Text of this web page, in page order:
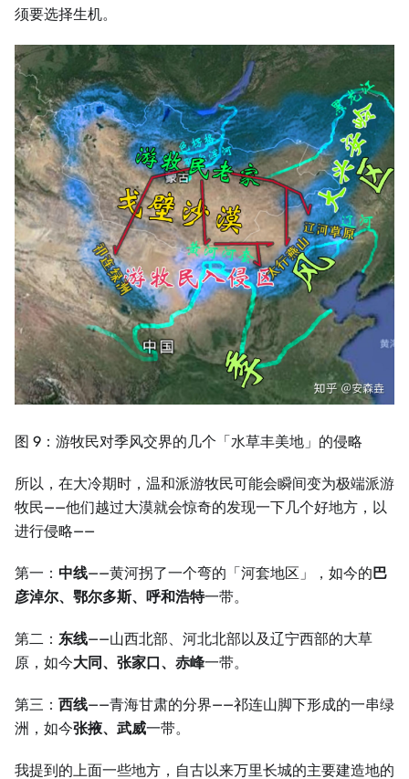
须要选择生机。
图 9：游牧民对季风交界的几个「水草丰美地」的侵略
所以，在大冷期时，温和派游牧民可能会瞬间变为极端派游
牧民——他们越过大漠就会惊奇的发现一下几个好地方，以
进行侵略——
第一： 中线——黄河拐了一个弯的「河套地区」，如今的巴
彦淖尔、鄂尔多斯、呼和浩特一带。
第二： 东线——山西北部、河北北部以及辽宁西部的大草
原，如今大同、张家口、赤峰一带。
第三： 西线——青海甘肃的分界——祁连山脚下形成的一串绿
洲，如今张掖、武威一带。
我提到的上面一些地方，自古以来万里长城的主要建造地的